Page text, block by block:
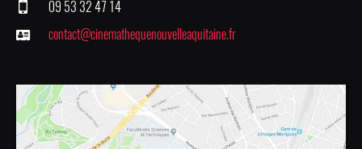
09 53 32 47 14
contact@cinemathequenouvelleaquitaine.fr